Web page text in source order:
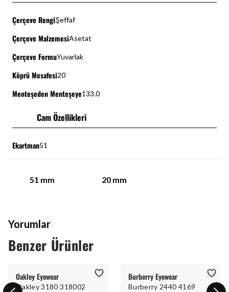
Çerçeve RengiŞeffaf
Çerçeve MalzemesiAsetat
Çerçeve FormuYuvarlak
Köprü Mesafesi20
Menteşeden Menteşeye133.0
Cam Özellikleri
Ekartman51
51 mm 20 mm
Yorumlar
Benzer Ürünler
Oakley Eyewear
Oakley 3180 318002
Burberry Eyewear
Burberry 2440 4169